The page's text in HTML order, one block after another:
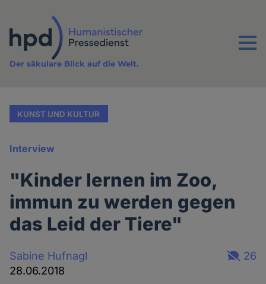
Inhalt
Menu
Der säkulare Blick auf die Welt.
KUNST UND KULTUR
Interview
"Kinder lernen im Zoo,
immun zu werden gegen
das Leid der Tiere"
Sabine Hufnagl
28.06.2018
26